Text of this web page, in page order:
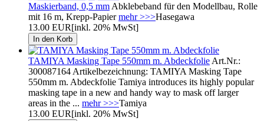
Maskierband, 0,5 mm Abklebeband für den Modellbau, Rolle
mit 16 m, Krepp-Papiermehr >>>Hasegawa
13.00 EUR[inkl. 20% MwSt]
TAMIYA Masking Tape 550mm m. Abdeckfolie Art.Nr.:
300087164 Artikelbezeichnung: TAMIYA Masking Tape
550mm m. Abdeckfolie Tamiya introduces its highly popular
masking tape in a new and handy way to mask off larger
areas in the ... mehr >>>Tamiya
13.00 EUR[inkl. 20% MwSt]